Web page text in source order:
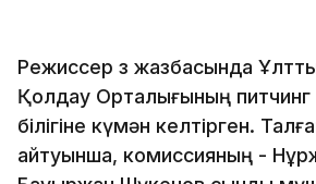
Режиссер өз жазбасында
Қолдау Орталығының
білігіне күмән келтірген.
айтуынша, комиссияның -